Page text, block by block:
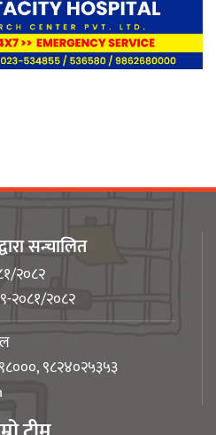
पाँचौँ वर्षमा प्रवेश , विपन्न ४
निशुल्क तालिम
र बदलिँदो भूमिकामाथि
प्रभावित शेयर सदस्यलाई
उपलब्ध गरायाे राहत
सन्चालित
२०८२
२०८१/२०८२
९८२४०२५३५३